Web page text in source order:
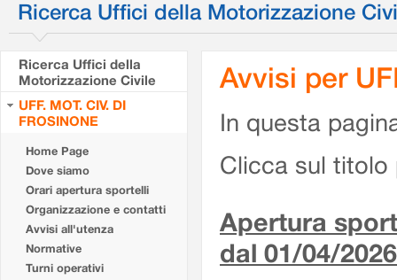
Ricerca Uffici della Motorizzazione
Ricerca Uffici della
Motorizzazione Civile
UFF. MOT. CIV. DI
FROSINONE
Home Page
Dove siamo
Orari apertura sportelli
Organizzazione e contatti
Avvisi all'utenza
Normative
Turni operativi
Avvisi per
In questa
Clicca sul titolo
Apertura
dal 01/04/2026